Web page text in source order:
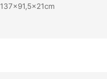
137×91,5x21cm